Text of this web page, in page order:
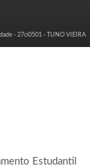
- 27ci0501 - TUNO VIEIRA
Estudantil